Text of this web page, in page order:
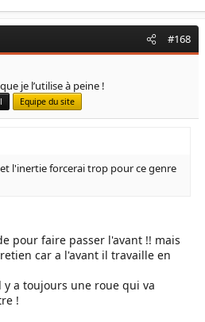
#168
je l’utilise à peine !
Equipe du site
l'inertie forcerai trop pour ce genre
pour faire passer l'avant !! mais
car a l'avant il travaille en
a toujours une roue qui va
!